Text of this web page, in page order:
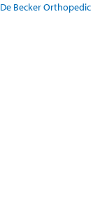
De Becker Orthopedic